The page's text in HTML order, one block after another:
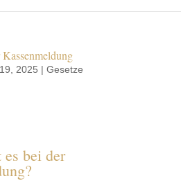
2025 | Gesetze
es bei der